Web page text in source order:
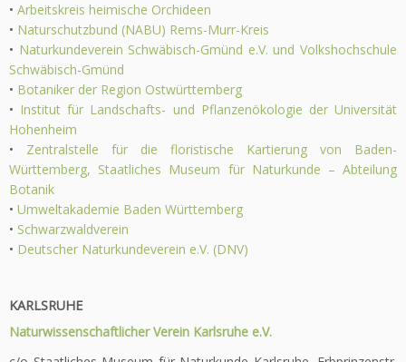
• Arbeitskreis heimische Orchideen
• Naturschutzbund (NABU) Rems-Murr-Kreis
• Naturkundeverein Schwäbisch-Gmünd e.V. und Volkshochschule
Schwäbisch-Gmünd
• Botaniker der Region Ostwürttemberg
• Institut für Landschafts- und Pflanzenökologie der Universität
Hohenheim
• Zentralstelle für die floristische Kartierung von Baden-
Württemberg, Staatliches Museum für Naturkunde – Abteilung
Botanik
• Umweltakademie Baden Württemberg
• Schwarzwaldverein
• Deutscher Naturkundeverein e.V. (DNV)
KARLSRUHE
Naturwissenschaftlicher Verein Karlsruhe e.V.